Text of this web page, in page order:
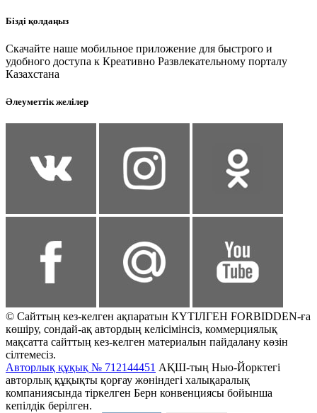
Бізді қолдаңыз
Скачайте наше мобильное приложение для быстрого и
удобного доступа к Креативно Развлекательному порталу
Казахстана
Әлеуметтік желілер
© Сайттың кез-келген ақпаратын КҮТІЛГЕН FORBIDDEN-ға
көшіру, сондай-ақ автордың келісімінсіз, коммерциялық
мақсатта сайттың кез-келген материалын пайдалану көзін
сілтемесіз.
Авторлық құқық № 712144451 АҚШ-тың Нью-Йорктегі
авторлық құқықты қорғау жөніндегі халықаралық
компаниясында тіркелген Берн конвенциясы бойынша
кепілдік берілген.